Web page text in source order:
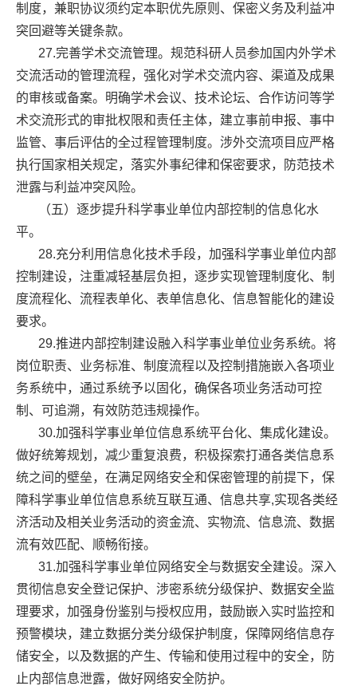
制度，兼职协议须约定本职优先原则、保密义务及利益冲
突回避等关键条款。
27.完善学术交流管理。规范科研人员参加国内外学术
交流活动的管理流程，强化对学术交流内容、渠道及成果
的审核或备案。明确学术会议、技术论坛、合作访问等学
术交流形式的审批权限和责任主体，建立事前申报、事中
监管、事后评估的全过程管理制度。涉外交流项目应严格
执行国家相关规定，落实外事纪律和保密要求，防范技术
泄露与利益冲突风险。
（五）逐步提升科学事业单位内部控制的信息化水
平。
28.充分利用信息化技术手段，加强科学事业单位内部
控制建设，注重减轻基层负担，逐步实现管理制度化、制
度流程化、流程表单化、表单信息化、信息智能化的建设
要求。
29.推进内部控制建设融入科学事业单位业务系统。将
岗位职责、业务标准、制度流程以及控制措施嵌入各项业
务系统中，通过系统予以固化，确保各项业务活动可控
制、可追溯，有效防范违规操作。
30.加强科学事业单位信息系统平台化、集成化建设。
做好统筹规划，减少重复浪费，积极探索打通各类信息系
统之间的壁垒，在满足网络安全和保密管理的前提下，保
障科学事业单位信息系统互联互通、信息共享,实现各类经
济活动及相关业务活动的资金流、实物流、信息流、数据
流有效匹配、顺畅衔接。
31.加强科学事业单位网络安全与数据安全建设。深入
贯彻信息安全登记保护、涉密系统分级保护、数据安全监
理要求，加强身份鉴别与授权应用，鼓励嵌入实时监控和
预警模块，建立数据分类分级保护制度，保障网络信息存
储安全，以及数据的产生、传输和使用过程中的安全，防
止内部信息泄露，做好网络安全防护。